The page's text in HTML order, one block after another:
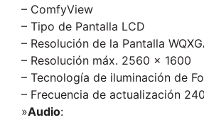
– ComfyView
– Tipo de Pantalla LCD
– Resolución de la Pantalla
– Resolución máx. 2560 x 1600
– Tecnología de iluminación de
– Frecuencia de actualización
»Audio: